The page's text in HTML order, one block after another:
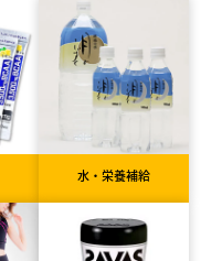
水・栄養補給